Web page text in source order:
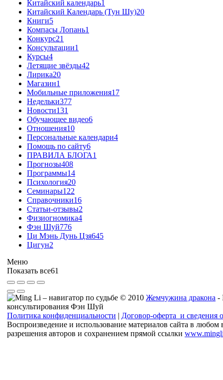
Китайский календарь1
Китайский Календарь (Тун Шу)20
Книги5
Компасы Лопань1
Конкурс21
Консультации1
Курсы4
Летящие звёзды42
Лирика20
Магазин1
Мобильные приложения17
Недельки377
Новости131
Обучающее видео6
Отношения10
Персональные календари4
Помощь по сайту6
ПРАВИЛА БЛОГА1
Прогнозы408
Программы14
Психология20
Семинары122
Справочники16
Статьи-отзывы2
Физиогномика4
Фэн Шуй776
Ци Мэнь Дунь Цзя645
Цигун2
Меню
Показать все61
© 2010 Жемчужина дракона -
консультирования Фэн Шуй
Политика конфиденциальности | Договор-оферта и сведения
Воспроизведение и использование материалов сайта в любом
разрешения авторов и сохранением прямой ссылки